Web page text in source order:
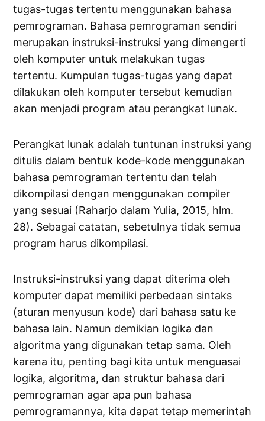
tugas-tugas tertentu menggunakan bahasa
pemrograman. Bahasa pemrograman sendiri
merupakan instruksi-instruksi yang dimengerti
oleh komputer untuk melakukan tugas
tertentu. Kumpulan tugas-tugas yang dapat
dilakukan oleh komputer tersebut kemudian
akan menjadi program atau perangkat lunak.
Perangkat lunak adalah tuntunan instruksi yang
ditulis dalam bentuk kode-kode menggunakan
bahasa pemrograman tertentu dan telah
dikompilasi dengan menggunakan compiler
yang sesuai (Raharjo dalam Yulia, 2015, hlm.
28). Sebagai catatan, sebetulnya tidak semua
program harus dikompilasi.
Instruksi-instruksi yang dapat diterima oleh
komputer dapat memiliki perbedaan sintaks
(aturan menyusun kode) dari bahasa satu ke
bahasa lain. Namun demikian logika dan
algoritma yang digunakan tetap sama. Oleh
karena itu, penting bagi kita untuk menguasai
logika, algoritma, dan struktur bahasa dari
pemrograman agar apa pun bahasa
pemrogramannya, kita dapat tetap memerintah